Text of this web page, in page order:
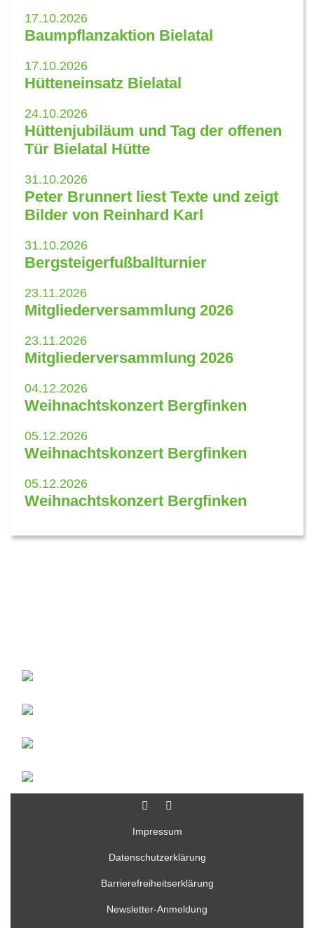
17.10.2026
Baumpflanzaktion Bielatal
17.10.2026
Hütteneinsatz Bielatal
24.10.2026
Hüttenjubiläum und Tag der offenen
Tür Bielatal Hütte
31.10.2026
Peter Brunnert liest Texte und zeigt
Bilder von Reinhard Karl
31.10.2026
Bergsteigerfußballturnier
23.11.2026
Mitgliederversammlung 2026
23.11.2026
Mitgliederversammlung 2026
04.12.2026
Weihnachtskonzert Bergfinken
05.12.2026
Weihnachtskonzert Bergfinken
05.12.2026
Weihnachtskonzert Bergfinken
Impressum
Datenschutzerklärung
Barrierefreiheitserklärung
Newsletter-Anmeldung